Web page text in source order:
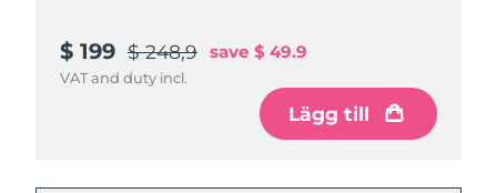
$ 199 $ 248,9 save $ 49.9
VAT and duty incl.
Lägg till